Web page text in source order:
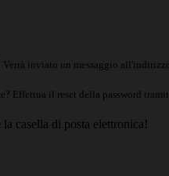
Verrà inviato un messaggio
Effettua il reset della password
casella di posta elettronica!